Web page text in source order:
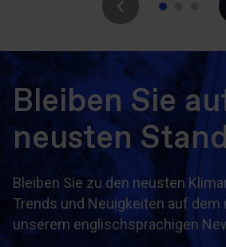
Bleiben Sie
neusten
Bleiben Sie zu den neusten
Trends und Neuigkeiten auf
unserem englischsprachigen